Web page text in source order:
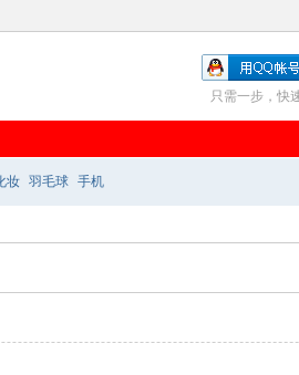
只需一步，快
妆 羽毛球 手机